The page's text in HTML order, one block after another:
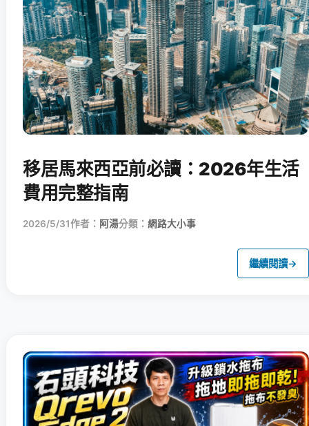
移居馬來西亞前必讀：2026年生活
費用完整指南
2026/5/31作者： 阿湯分類： 網路大小事
繼續閱讀→